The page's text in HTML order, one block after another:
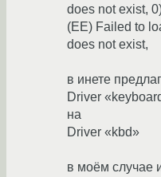
does not exist,
(EE) Failed to
does not exist,
в инете
Driver
на
Driver «kbd»
в моём случае